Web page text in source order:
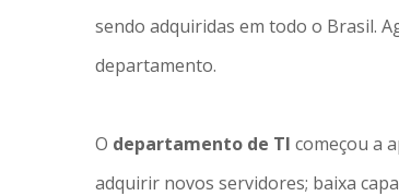
sendo adquiridas em todo o Brasil.
departamento.
O departamento de TI começou a
adquirir novos servidores; baixa